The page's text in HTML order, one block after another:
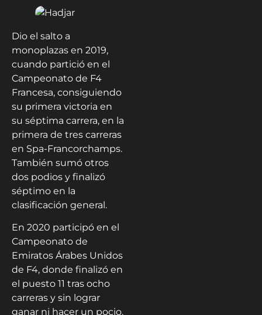
Dio el salto a
monoplazas en 2019,
cuando partició en el
Campeonato de F4
Francesa, consiguiendo
su primera victoria en
su séptima carrera, en la
primera de tres carreras
en Spa-Francorchamps.
También sumó otros
dos podios y finalizó
séptimo en la
clasificación general.
En 2020 participó en el
Campeonato de
Emiratos Árabes Unidos
de F4, donde finalizó en
el puesto 11 tras ocho
carreras y sin lograr
ganar ni hacer un pocio.